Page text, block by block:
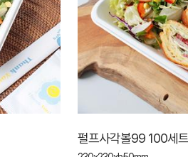
펄프사각볼99 100세트